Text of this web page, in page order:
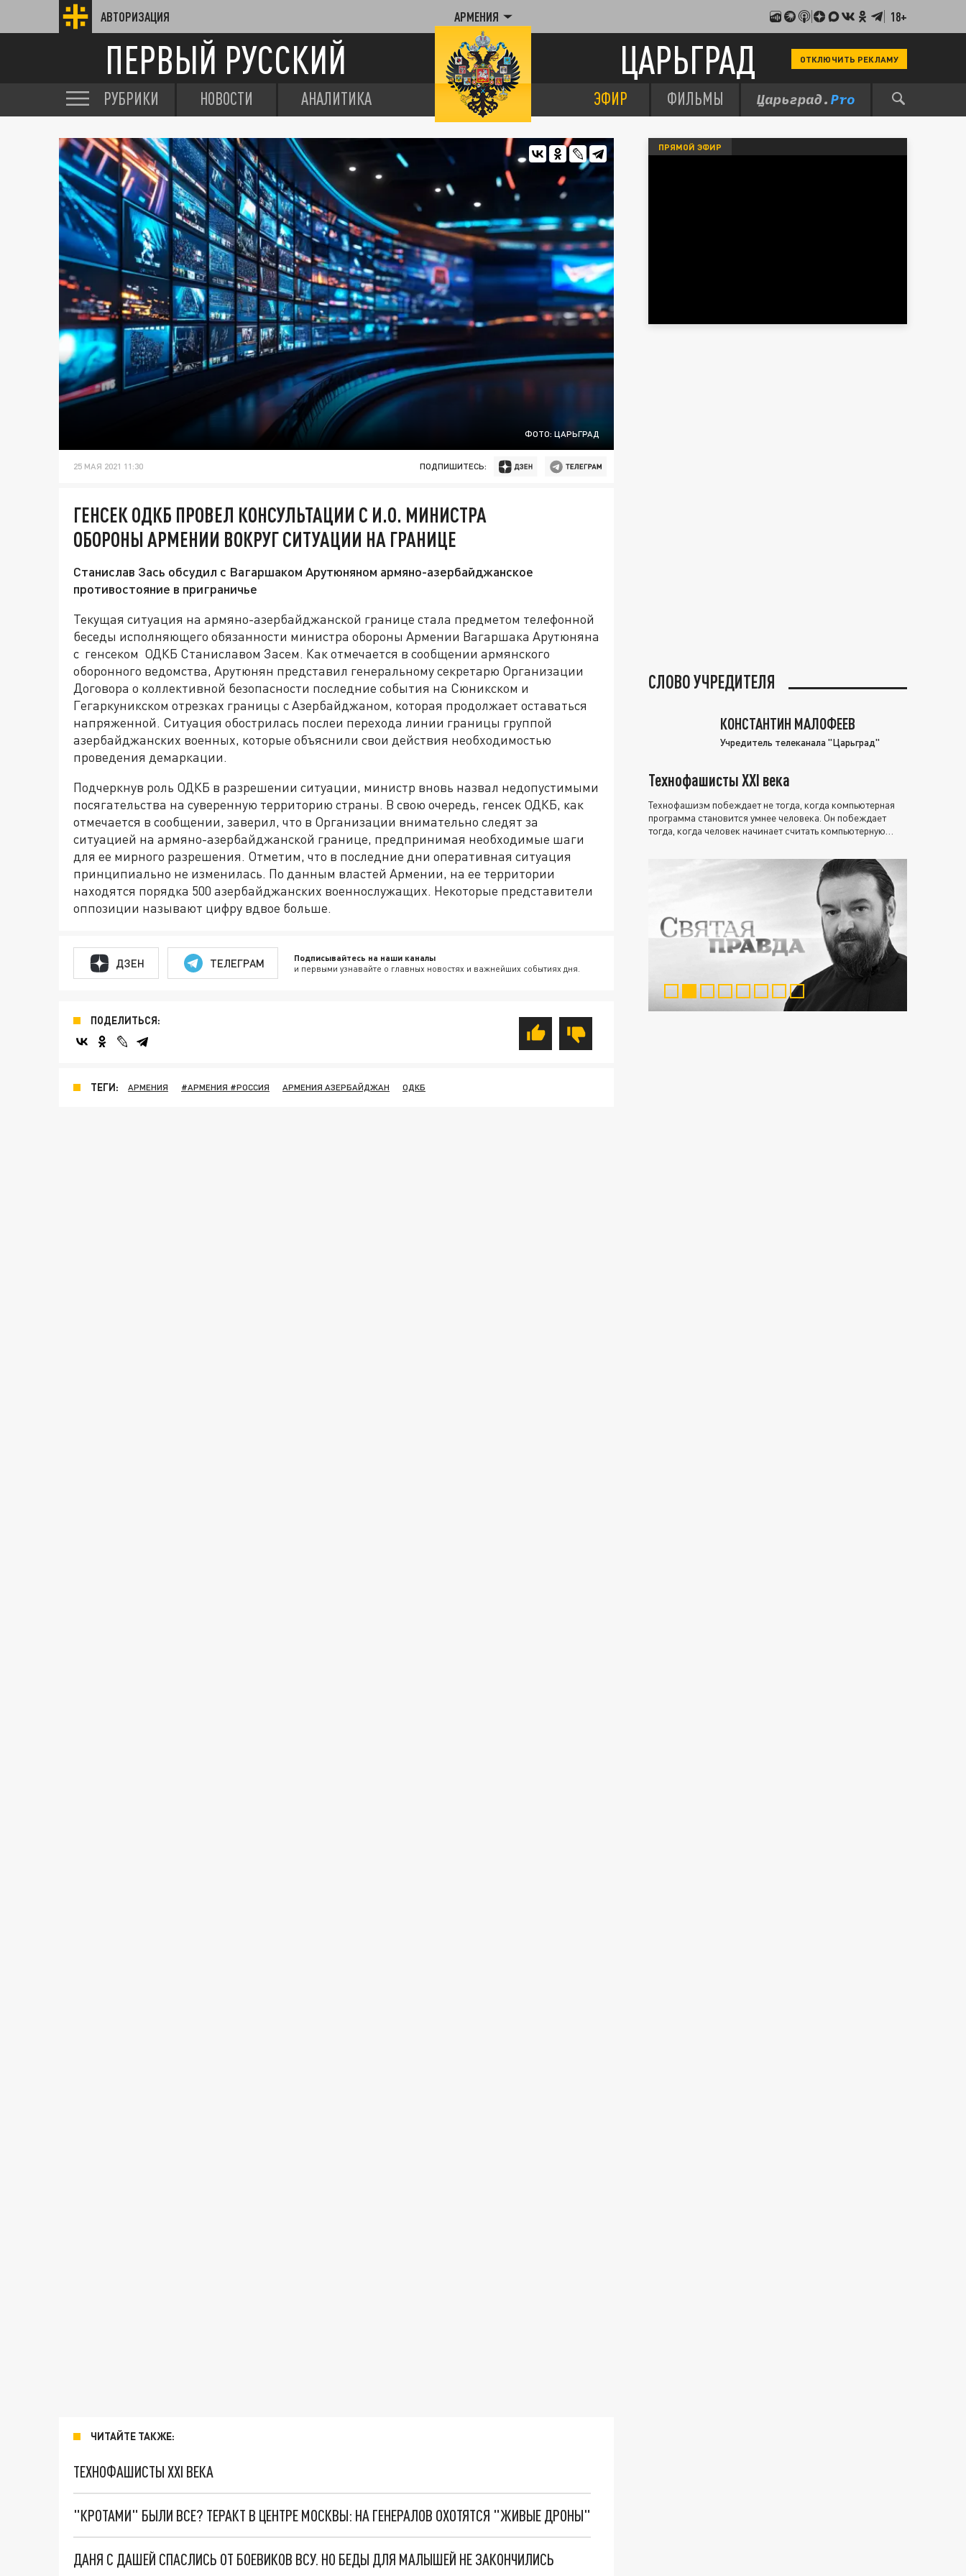
АВТОРИЗАЦИЯ АРМЕНИЯ 18+
ПЕРВЫЙ РУССКИЙ ЦАРЬГРАД ОТКЛЮЧИТЬ РЕКЛАМУ
РУБРИКИ НОВОСТИ АНАЛИТИКА ЭФИР ФИЛЬМЫ
ФОТО: ЦАРЬГРАД
25 МАЯ 2021 11:30 ПОДПИШИТЕСЬ:
ГЕНСЕК ОДКБ ПРОВЕЛ КОНСУЛЬТАЦИИ С И.О. МИНИСТРА
ОБОРОНЫ АРМЕНИИ ВОКРУГ СИТУАЦИИ НА ГРАНИЦЕ
Станислав Зась обсудил с Вагаршаком Арутюняном армяно-азербайджанское
противостояние в приграничье
Текущая ситуация на армяно-азербайджанской границе стала предметом телефонной
беседы исполняющего обязанности министра обороны Армении Вагаршака Арутюняна
с генсеком ОДКБ Станиславом Засем. Как отмечается в сообщении армянского
оборонного ведомства, Арутюнян представил генеральному секретарю Организации
Договора о коллективной безопасности последние события на Сюникском и
Гегаркуникском отрезках границы с Азербайджаном, которая продолжает оставаться
напряженной. Ситуация обострилась послеи перехода линии границы группой
азербайджанских военных, которые объяснили свои действия необходимостью
проведения демаркации.
Подчеркнув роль ОДКБ в разрешении ситуации, министр вновь назвал недопустимыми
посягательства на суверенную территорию страны. В свою очередь, генсек ОДКБ, как
отмечается в сообщении, заверил, что в Организации внимательно следят за
ситуацией на армяно-азербайджанской границе, предпринимая необходимые шаги
для ее мирного разрешения. Отметим, что в последние дни оперативная ситуация
принципиально не изменилась. По данным властей Армении, на ее территории
находятся порядка 500 азербайджанских военнослужащих. Некоторые представители
оппозиции называют цифру вдвое больше.
ДЗЕН ТЕЛЕГРАМ Подписывайтесь на наши каналы
и первыми узнавайте о главных новостях и важнейших событиях дня.
ПОДЕЛИТЬСЯ:
ТЕГИ: АРМЕНИЯ #АРМЕНИЯ #РОССИЯ АРМЕНИЯ АЗЕРБАЙДЖАН ОДКБ
ЧИТАЙТЕ ТАКЖЕ:
ТЕХНОФАШИСТЫ XXI ВЕКА
"КРОТАМИ" БЫЛИ ВСЕ? ТЕРАКТ В ЦЕНТРЕ МОСКВЫ: НА ГЕНЕРАЛОВ ОХОТЯТСЯ "ЖИВЫЕ ДРОНЫ"
ДАНЯ С ДАШЕЙ СПАСЛИСЬ ОТ БОЕВИКОВ ВСУ. НО БЕДЫ ДЛЯ МАЛЫШЕЙ НЕ ЗАКОНЧИЛИСЬ
ПРЯМОЙ ЭФИР
СЛОВО УЧРЕДИТЕЛЯ
КОНСТАНТИН МАЛОФЕЕВ
Учредитель телеканала "Царьград"
Технофашисты XXI века
Технофашизм побеждает не тогда, когда компьютерная
программа становится умнее человека. Он побеждает
тогда, когда человек начинает считать компьютерную